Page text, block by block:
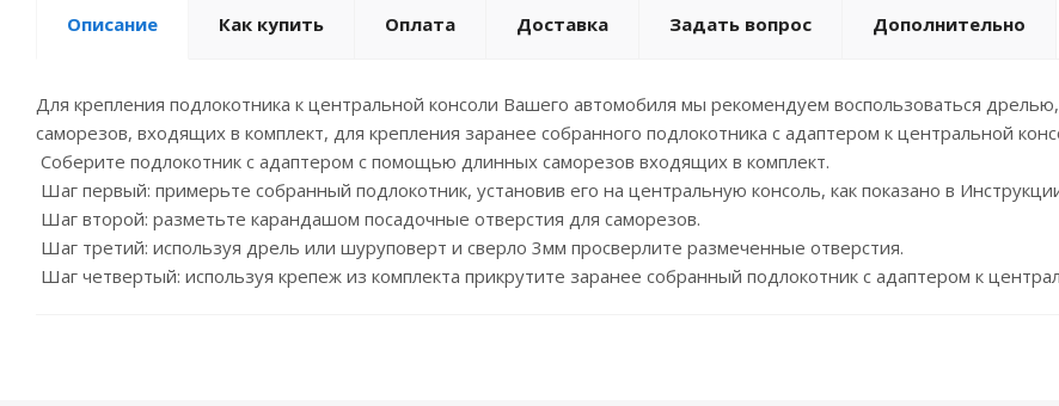
Описание Как купить Оплата Доставка Задать вопрос Дополнительно
Для крепления подлокотника к центральной консоли Вашего автомобиля мы рекомендуем воспользоваться
саморезов, входящих в комплект, для крепления заранее собранного подлокотника с адаптером к центральной
Соберите подлокотник с адаптером с помощью длинных саморезов входящих в комплект.
Шаг первый: примерьте собранный подлокотник, установив его на центральную консоль, как показано в
Шаг второй: разметьте карандашом посадочные отверстия для саморезов.
Шаг третий: используя дрель или шуруповерт и сверло 3мм просверлите размеченные отверстия.
Шаг четвертый: используя крепеж из комплекта прикрутите заранее собранный подлокотник с адаптером к